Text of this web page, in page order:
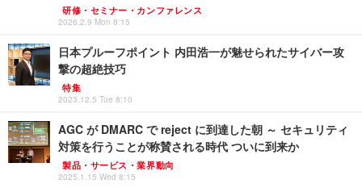
研修・セミナー・カンファレンス
2026.2.9 Mon 8:15
日本プルーフポイント 内田浩一が魅せられたサイバー攻
撃の超絶技巧
特集
2023.12.5 Tue 8:10
AGC が DMARC で reject に到達した朝 ～ セキュリティ
対策を行うことが称賛される時代 ついに到来か
製品・サービス・業界動向
2025.1.15 Wed 8:15